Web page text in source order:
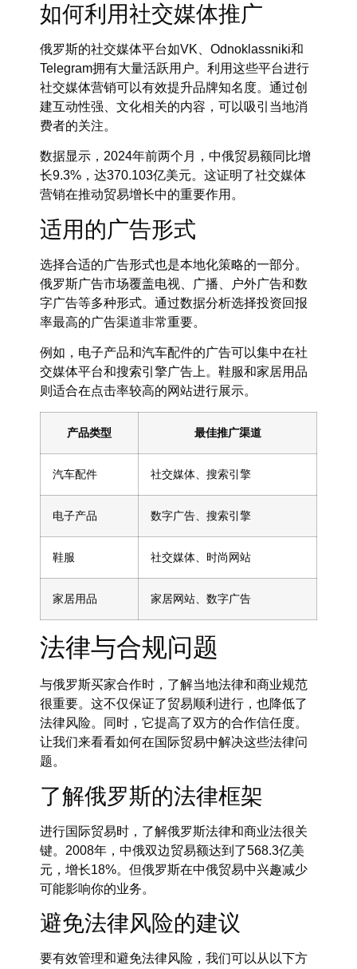
如何利用社交媒体推广
俄罗斯的社交媒体平台如VK、Odnoklassniki和
Telegram拥有大量活跃用户。利用这些平台进行
社交媒体营销可以有效提升品牌知名度。通过创
建互动性强、文化相关的内容，可以吸引当地消
费者的关注。
数据显示，2024年前两个月，中俄贸易额同比增
长9.3%，达370.103亿美元。这证明了社交媒体
营销在推动贸易增长中的重要作用。
适用的广告形式
选择合适的广告形式也是本地化策略的一部分。
俄罗斯广告市场覆盖电视、广播、户外广告和数
字广告等多种形式。通过数据分析选择投资回报
率最高的广告渠道非常重要。
例如，电子产品和汽车配件的广告可以集中在社
交媒体平台和搜索引擎广告上。鞋服和家居用品
则适合在点击率较高的网站进行展示。
产品类型 最佳推广渠道
汽车配件 社交媒体、搜索引擎
电子产品 数字广告、搜索引擎
鞋服 社交媒体、时尚网站
家居用品 家居网站、数字广告
法律与合规问题
与俄罗斯买家合作时，了解当地法律和商业规范
很重要。这不仅保证了贸易顺利进行，也降低了
法律风险。同时，它提高了双方的合作信任度。
让我们来看看如何在国际贸易中解决这些法律问
题。
了解俄罗斯的法律框架
进行国际贸易时，了解俄罗斯法律和商业法很关
键。2008年，中俄双边贸易额达到了568.3亿美
元，增长18%。但俄罗斯在中俄贸易中兴趣减少
可能影响你的业务。
避免法律风险的建议
要有效管理和避免法律风险，我们可以从以下方